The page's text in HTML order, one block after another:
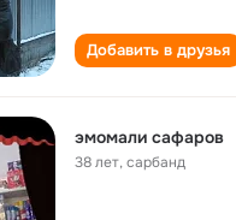
Добавить в друзья
эмомали сафаров
38 лет,сарбанд